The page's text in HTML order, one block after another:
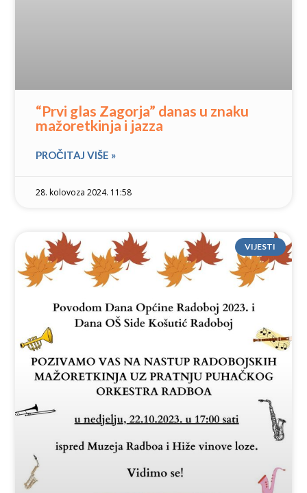
“Prvi glas Zagorja” danas u znaku
mažoretkinja i jazza
PROČITAJ VIŠE »
28. kolovoza 2024. 11:58
VIJESTI